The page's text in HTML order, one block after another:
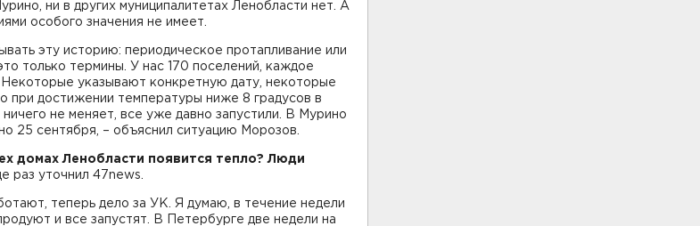
ни в других муниципалитетах Ленобласти нет. А
особого значения не имеет.
эту историю: периодическое протапливание или
только термины. У нас 170 поселений, каждое
указывают конкретную дату, некоторые
при достижении температуры ниже 8 градусов в
не меняет, все уже давно запустили. В Мурино
25 сентября, – объяснил ситуацию Морозов.
домах Ленобласти появится тепло? Люди
раз уточнил 47news.
теперь дело за УК. Я думаю, в течение недели
и все запустят. В Петербурге две недели на